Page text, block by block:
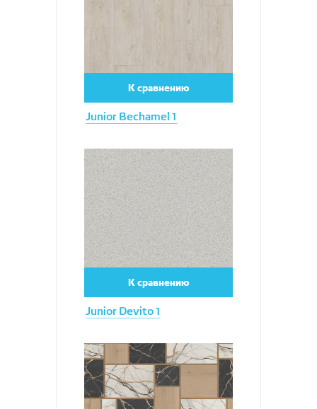
Junior Bechamel 1
К сравнению
Junior Devito 1
Увеличить
К сравнению
Увеличить